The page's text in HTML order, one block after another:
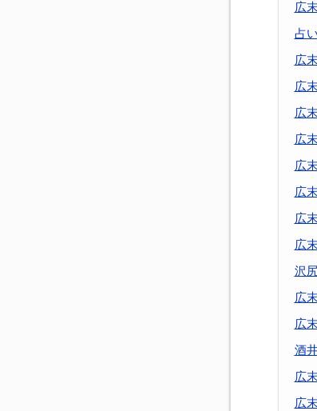
広
占
広
広
広
広
広
広
広
広
沢
広
広
酒
広
広